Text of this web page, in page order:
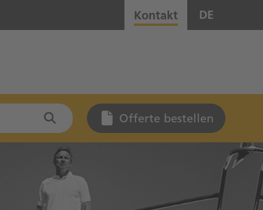
Kontakt DE
Offerte bestellen